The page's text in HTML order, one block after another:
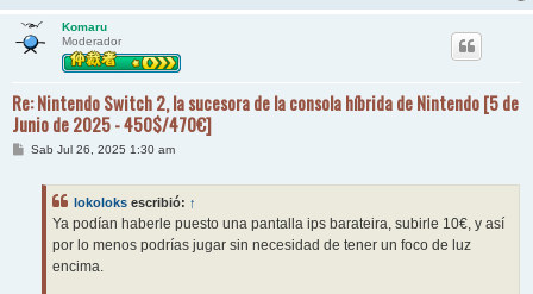
Komaru
Moderador
Re: Nintendo Switch 2, la sucesora de la consola híbrida de Nintendo [5 de
Junio de 2025 - 450$/470€]
MSab Jul 26, 2025 1:30 am
lokoloks escribió: ↑
Ya podían haberle puesto una pantalla ips barateira, subirle 10€, y así
por lo menos podrías jugar sin necesidad de tener un foco de luz
encima.